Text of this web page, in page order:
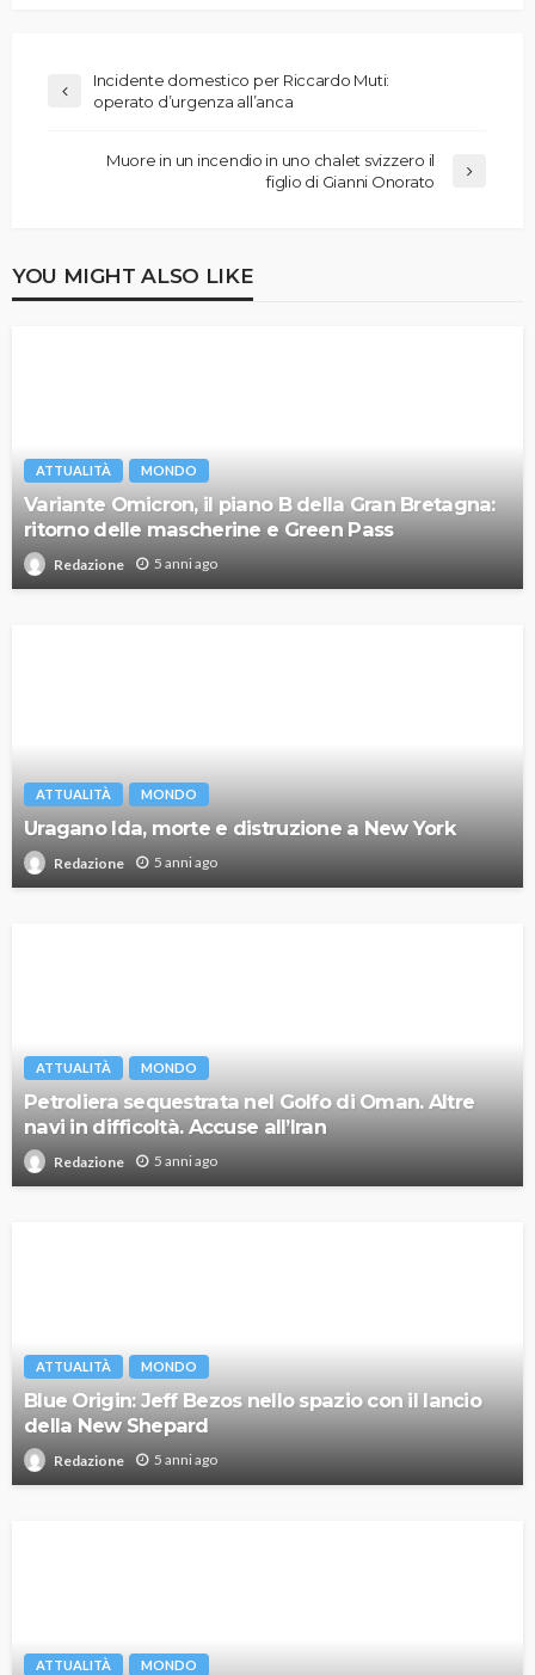
Incidente domestico per Riccardo Muti:
operato d’urgenza all’anca
Muore in un incendio in uno chalet svizzero il
figlio di Gianni Onorato
YOU MIGHT ALSO LIKE
ATTUALITÀ MONDO
Variante Omicron, il piano B della Gran Bretagna:
ritorno delle mascherine e Green Pass
Redazione 5 anni ago
ATTUALITÀ MONDO
Uragano Ida, morte e distruzione a New York
Redazione 5 anni ago
ATTUALITÀ MONDO
Petroliera sequestrata nel Golfo di Oman. Altre
navi in difficoltà. Accuse all’Iran
Redazione 5 anni ago
ATTUALITÀ MONDO
Blue Origin: Jeff Bezos nello spazio con il lancio
della New Shepard
Redazione 5 anni ago
ATTUALITÀ MONDO